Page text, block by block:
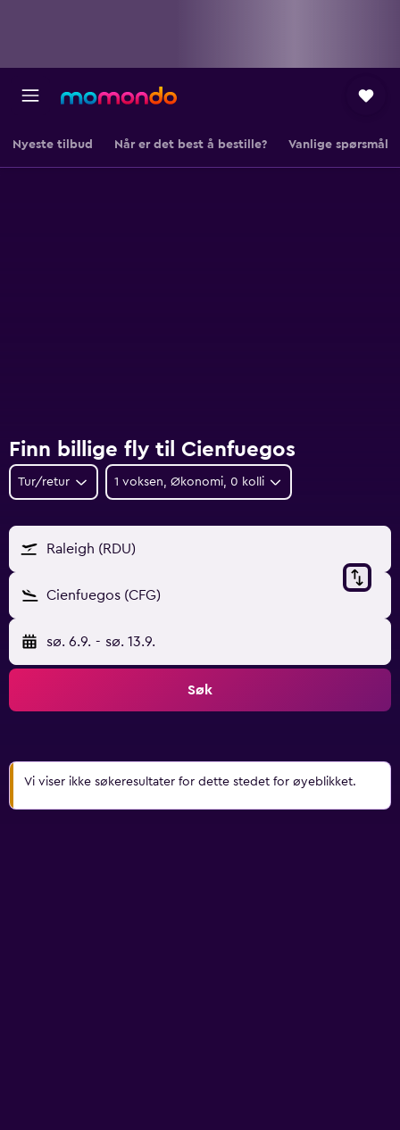
Nyeste tilbud Når er det best å bestille? Vanlige spørsmål
Finn billige fly til Cienfuegos
Tur/retur 1 voksen, Økonomi, 0 kolli
Raleigh (RDU)
Cienfuegos (CFG)
sø. 6.9. - sø. 13.9.
Søk
Vi viser ikke søkeresultater for dette stedet for øyeblikket.